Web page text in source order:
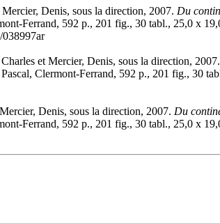
Denis, sous la direction, 2007. Du
Ferrand, 592 p., 201 fig., 30 tabl., 25,0 x
et Mercier, Denis, sous la direction, 2007.
Pascal, Clermont-Ferrand, 592 p., 201 fig., 30
Denis, sous la direction, 2007. Du
Ferrand, 592 p., 201 fig., 30 tabl., 25,0 x